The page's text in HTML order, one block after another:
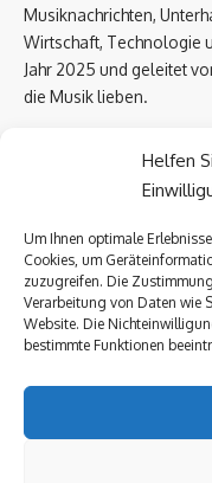
Helfen
Um Ihnen optimale
Cookies, um
zuzugreifen. Die
Verarbeitung von Daten wie
Website. Die
bestimmte Funktionen
Musiknachrichten,
Wirtschaft, Technologie
Jahr 2025 und geleitet
die Musik lieben.
Über uns
Datenschutzerklärung
Kontakt Uns